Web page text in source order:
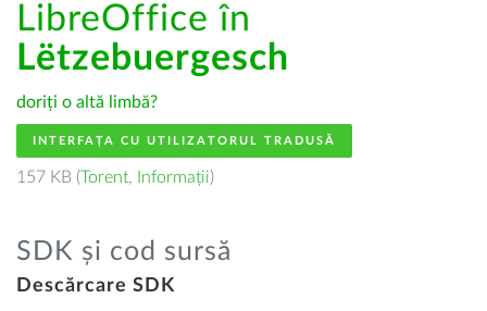
LibreOffice în
Lëtzebuergesch
doriți o altă limbă?
INTERFAȚA CU UTILIZATORUL TRADUSĂ
157 KB (Torent, Informații)
SDK și cod sursă
Descărcare SDK